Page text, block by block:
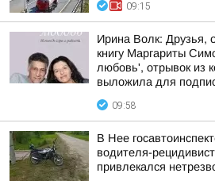
09:15
Ирина Волк: Друзья,
книгу Маргариты
любовь', отрывок из
выложила для
09:58
В Нее
водителя-
привлекался